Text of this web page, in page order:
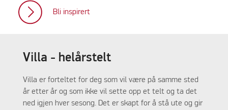
Bli inspirert
Villa - helårstelt
Villa er forteltet for deg som vil være på samme sted
år etter år og som ikke vil sette opp et telt og ta det
ned igjen hver sesong. Det er skapt for å stå ute og gir